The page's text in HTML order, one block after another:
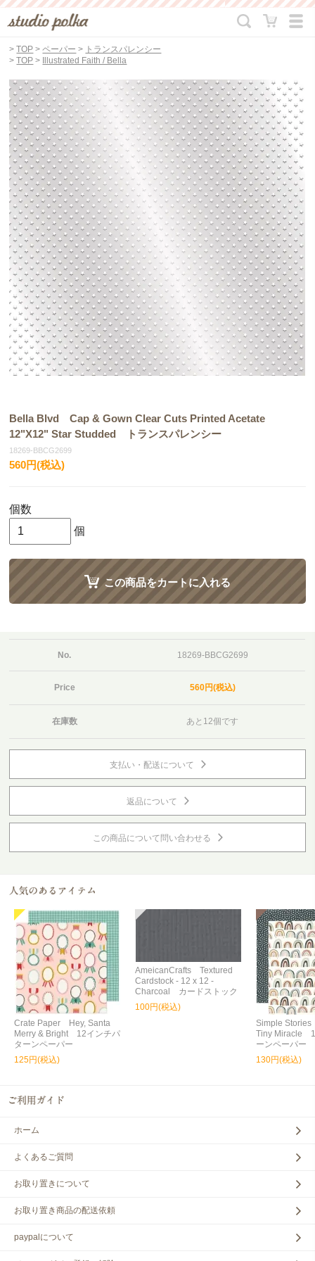
>TOP >ペーパー > トランスパレンシー
>TOP > Illustrated Faith / Bella
Bella Blvd Cap & Gown Clear Cuts Printed Acetate
12"X12" Star Studded トランスパレンシー
18269-BBCG2699
560円(税込)
個数
個
この商品をカートに入れる
No. 18269-BBCG2699
Price 560円(税込)
在庫数 あと12個です
支払い・配送について
返品について
この商品について問い合わせる
Crate Paper Hey, Santa
Merry & Bright 12インチパ
ターンペーパー
125円(税込)
AmeicanCrafts Textured
Cardstock - 12 x 12 -
Charcoal カードストック
100円(税込)
Simple
Tiny Miracle
ーンペーパー
130円(税込)
ホーム
よくあるご質問
お取り置きについて
お取り置き商品の配送依頼
paypalについて